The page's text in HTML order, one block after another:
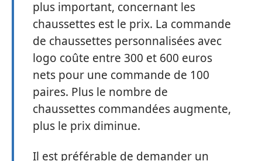
plus important, concernant les
chaussettes est le prix. La commande
de chaussettes personnalisées avec
logo coûte entre 300 et 600 euros
nets pour une commande de 100
paires. Plus le nombre de
chaussettes commandées augmente,
plus le prix diminue.
Il est préférable de demander un